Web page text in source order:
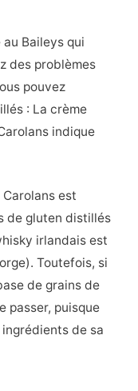
Baileys qui
des problèmes
pouvez
: La crème
indique
est
de gluten distillés
irlandais est
Toutefois, si
de grains de
passer, puisque
de sa